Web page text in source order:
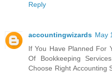
Reply
accountingwizards May
If You Have Planned For
Of Bookkeeping
Choose Right Accounting